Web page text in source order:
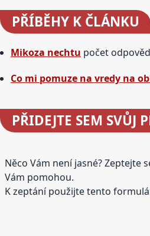
PŘÍBĚHY K ČLÁNKU
Mikoza nechtu počet
Co mi pomuze na vredy na
PŘIDEJTE SEM SVŮJ
Něco Vám není jasné? Zeptejte
Vám pomohou.
K zeptání použijte tento